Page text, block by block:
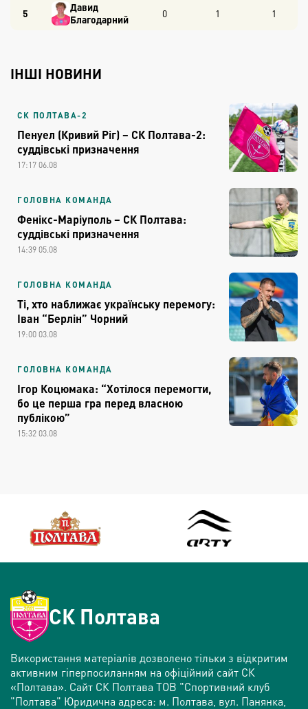
5
Давид
Благодарний
0 1 1
ІНШІ НОВИНИ
СК ПОЛТАВА-2
Пенуел (Кривий Ріг) – СК Полтава-2:
суддівські призначення
17:17 06.08
ГОЛОВНА КОМАНДА
Фенікс-Маріуполь – СК Полтава:
суддівські призначення
14:39 05.08
ГОЛОВНА КОМАНДА
Ті, хто наближає українську перемогу:
Іван “Берлін” Чорний
19:00 03.08
ГОЛОВНА КОМАНДА
Ігор Коцюмака: “Хотілося перемогти,
бо це перша гра перед власною
публікою”
15:32 03.08
СК Полтава
Використання матеріалів дозволено тільки з відкритим
активним гіперпосиланням на офіційний сайт СК
«Полтава». Сайт СК Полтава ТОВ "Спортивний клуб
"Полтава" Юридична адреса: м. Полтава, вул. Панянка,